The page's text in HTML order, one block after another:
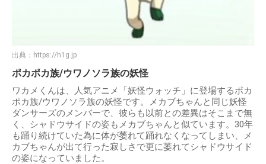
出典： https://h1g.jp
ポカポカ族/ウワノソラ族の妖怪
ワカメくんは、人気アニメ「妖怪ウォッチ」に登場するポカ
ポカ族/ウワノソラ族の妖怪です。メカブちゃんと同じ妖怪
ダンサーズのメンバーで、彼らも以前との差異はそこまで無
く、シャドウサイドの姿もメカブちゃんと似ています。30年
も踊り続けていた為に体が萎れて踊れなくなってしまい、メ
カブちゃんが出て行った寂しさで更に萎れてシャドウサイド
の姿になっていました。